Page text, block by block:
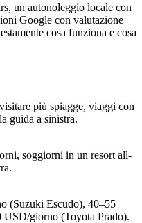
un autonoleggio locale con
Google con valutazione
cosa funziona e cosa
più spiagge, viaggi con
guida a sinistra.
soggiorni in un resort all-
(Suzuki Escudo), 40–55
giorno (Toyota Prado).